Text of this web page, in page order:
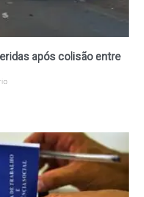
após colisão entre